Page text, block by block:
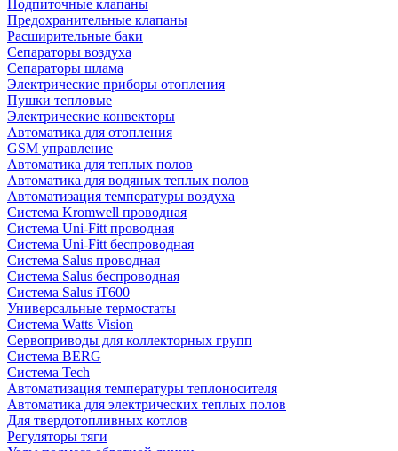
Подпиточные клапаны
Предохранительные клапаны
Расширительные баки
Сепараторы воздуха
Сепараторы шлама
Электрические приборы отопления
Пушки тепловые
Электрические конвекторы
Автоматика для отопления
GSM управление
Автоматика для теплых полов
Автоматика для водяных теплых полов
Автоматизация температуры воздуха
Система Kromwell проводная
Система Uni-Fitt проводная
Система Uni-Fitt беспроводная
Система Salus проводная
Система Salus беспроводная
Система Salus iT600
Универсальные термостаты
Система Watts Vision
Сервоприводы для коллекторных групп
Система BERG
Система Tech
Автоматизация температуры теплоносителя
Автоматика для электрических теплых полов
Для твердотопливных котлов
Регуляторы тяги